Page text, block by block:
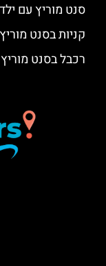
סנט מוריץ עם
קניות בסנט
רכבל בסנט מוריץ